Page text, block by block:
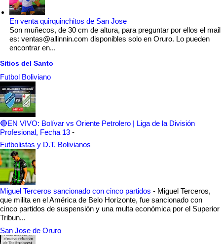
En venta quirquinchitos de San Jose
Son muñecos, de 30 cm de altura, para preguntar por ellos el mail
es: ventas@allinnin.com disponibles solo en Oruro. Lo pueden
encontrar en...
Sitios del Santo
Futbol Boliviano
🔴EN VIVO: Bolívar vs Oriente Petrolero | Liga de la División
Profesional, Fecha 13 -
Futbolistas y D.T. Bolivianos
Miguel Terceros sancionado con cinco partidos - Miguel Terceros,
que milita en el América de Belo Horizonte, fue sancionado con
cinco partidos de suspensión y una multa económica por el Superior
Tribun...
San Jose de Oruro